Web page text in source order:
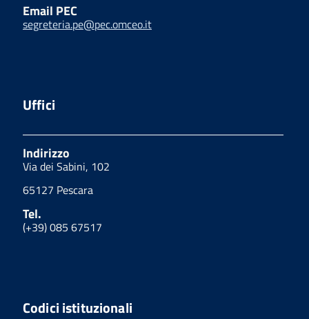
Email PEC
segreteria.pe@pec.omceo.it
Uffici
Indirizzo
Via dei Sabini, 102
65127 Pescara
Tel.
(+39) 085 67517
Codici istituzionali